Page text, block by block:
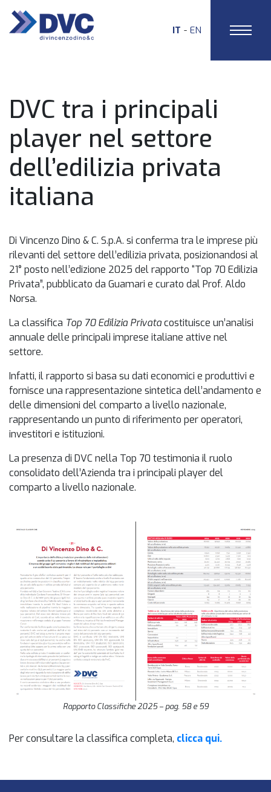
IT EN
DVC tra i principali
player nel settore
dell’edilizia privata
italiana
Di Vincenzo Dino & C. S.p.A. si conferma tra le imprese più
rilevanti del settore dell’edilizia privata, posizionandosi al
21° posto nell’edizione 2025 del rapporto “Top 70 Edilizia
Privata”, pubblicato da Guamari e curato dal Prof. Aldo
Norsa.
La classifica Top 70 Edilizia Privatacostituisce un’analisi
annuale delle principali imprese italiane attive nel
settore.
Infatti, il rapporto si basa su dati economici e produttivi e
fornisce una rappresentazione sintetica dell’andamento e
delle dimensioni del comparto a livello nazionale,
rappresentando un punto di riferimento per operatori,
investitori e istituzioni.
La presenza di DVC nella Top 70 testimonia il ruolo
consolidato dell’Azienda tra i principali player del
comparto a livello nazionale.
Rapporto Classifiche 2025 – pag. 58 e 59
Per consultare la classifica completa, clicca qui.